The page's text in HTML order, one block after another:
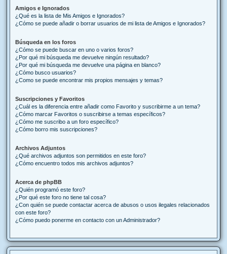
Amigos e Ignorados
¿Qué es la lista de Mis Amigos e Ignorados?
¿Cómo se puede añadir o borrar usuarios de mi lista de Amigos e Ignorados?
Búsqueda en los foros
¿Cómo se puede buscar en uno o varios foros?
¿Por qué mi búsqueda me devuelve ningún resultado?
¿Por qué mi búsqueda me devuelve una página en blanco?
¿Cómo busco usuarios?
¿Como se puede encontrar mis propios mensajes y temas?
Suscripciones y Favoritos
¿Cuál es la diferencia entre añadir como Favorito y suscribirme a un tema?
¿Cómo marcar Favoritos o suscribirse a temas específicos?
¿Cómo me suscribo a un foro específico?
¿Cómo borro mis suscripciones?
Archivos Adjuntos
¿Qué archivos adjuntos son permitidos en este foro?
¿Cómo encuentro todos mis archivos adjuntos?
Acerca de phpBB
¿Quién programó este foro?
¿Por qué este foro no tiene tal cosa?
¿Con quién se puede contactar acerca de abusos o usos ilegales relacionados
con este foro?
¿Cómo puedo ponerme en contacto con un Administrador?